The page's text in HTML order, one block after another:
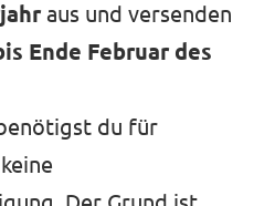
aus und versenden
Ende Februar des
du für